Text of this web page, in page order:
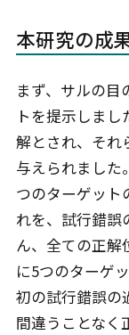
本研究の成
まず、サルの目
トを提示しま
解とされ、それ
与えられました
つのターゲット
れを、試行錯誤
ん、全ての正解
に5つのターゲ
初の試行錯誤の
間違うことなく